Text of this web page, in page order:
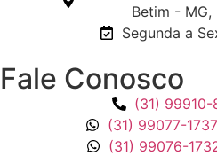
Betim -
Segunda a
Fale Conosco
(31)
(31) 99077-
(31) 99076-